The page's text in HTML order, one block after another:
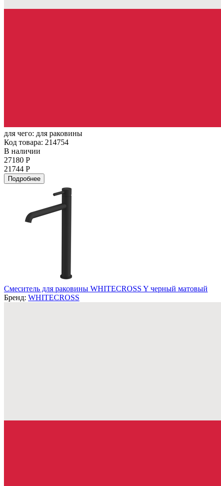
для чего: для раковины
Код товара: 214754
В наличии
27180 Р
21744 Р
Подробнее
Смеситель для раковины WHITECROSS Y черный матовый
Бренд: WHITECROSS